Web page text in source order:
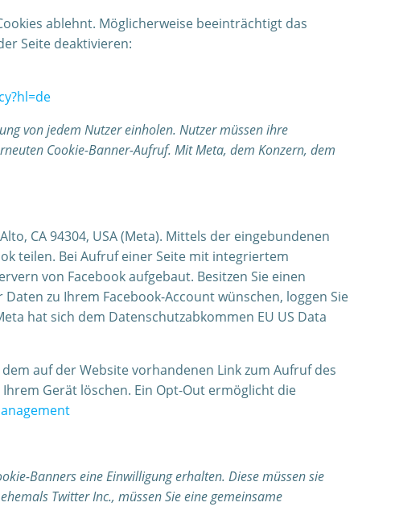
ablehnt. Möglicherweise beeinträchtigt das
Seite deaktivieren:
von jedem Nutzer einholen. Nutzer müssen ihre
Cookie-Banner-Aufruf. Mit Meta, dem Konzern, dem
CA 94304, USA (Meta). Mittels der eingebundenen
teilen. Bei Aufruf einer Seite mit integriertem
von Facebook aufgebaut. Besitzen Sie einen
zu Ihrem Facebook-Account wünschen, loggen Sie
hat sich dem Datenschutzabkommen EU US Data
auf der Website vorhandenen Link zum Aufruf des
Gerät löschen. Ein Opt-Out ermöglicht die
Banners eine Einwilligung erhalten. Diese müssen sie
Twitter Inc., müssen Sie eine gemeinsame